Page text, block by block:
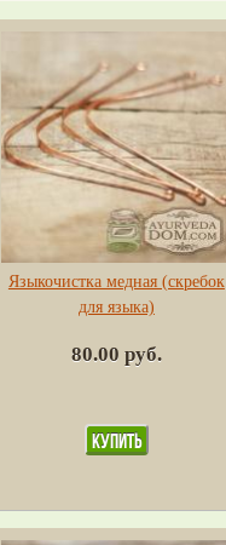
Языкочистка медная (скребок
для языка)
80.00 руб.